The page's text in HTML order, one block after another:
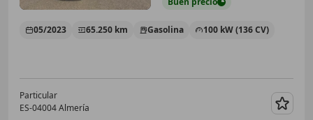
05/2023 65.250 km Gasolina 100 kW (136 CV)
Particular
ES-04004 Almería